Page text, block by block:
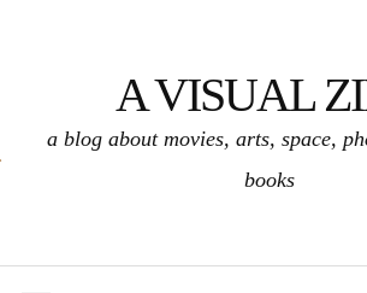
A VISUAL
a blog about movies, arts, space,
books